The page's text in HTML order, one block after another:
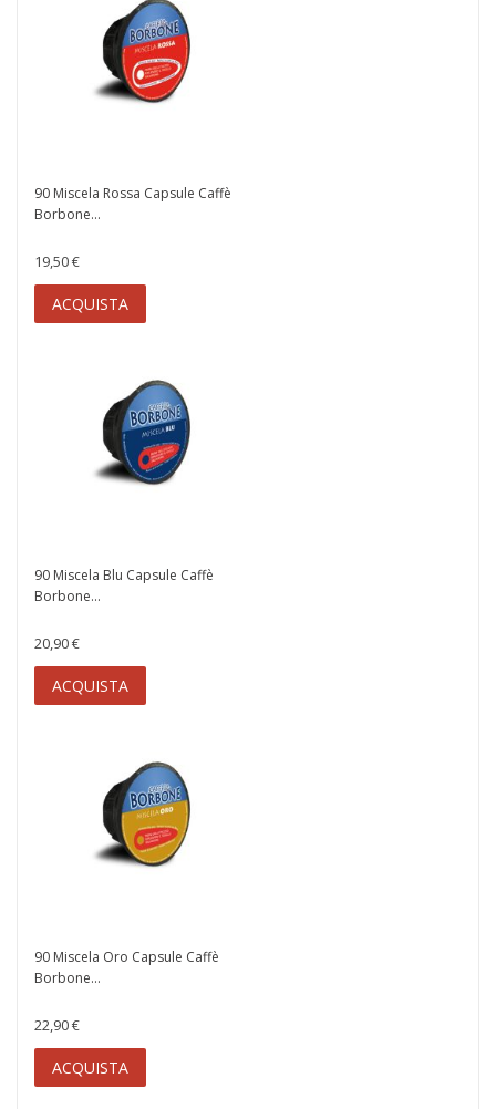
90 Miscela Rossa Capsule Caffè
Borbone...
19,50 €
ACQUISTA
90 Miscela Blu Capsule Caffè
Borbone...
20,90 €
ACQUISTA
90 Miscela Oro Capsule Caffè
Borbone...
22,90 €
ACQUISTA